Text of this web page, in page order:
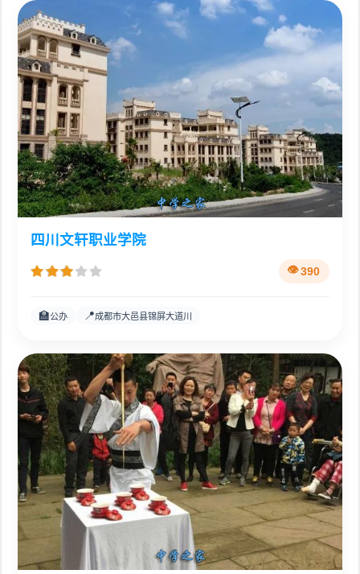
四川文轩职业学院
390
🏫公办 📍成都市大邑县锦屏大道川